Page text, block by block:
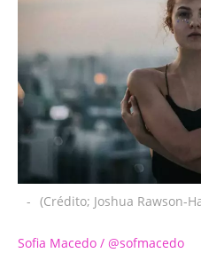
- (Crédito; Joshua Rawson-
Sofia Macedo / @sofmacedo